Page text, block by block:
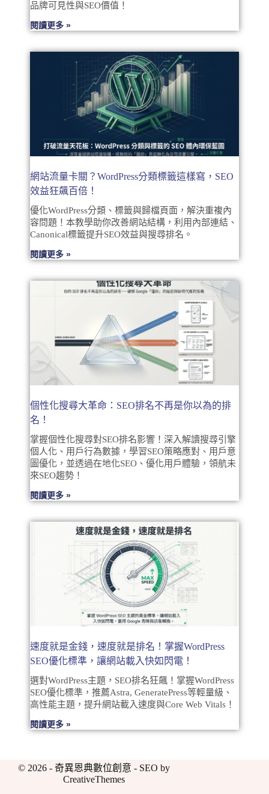
品牌可見性與SEO價值！
閱讀更多 »
網站流量卡關？WordPress分類標籤這樣寫，SEO
效益狂飆百倍！
優化WordPress分類、標籤與歸檔頁面，解決重複內
容問題！本教學助你改善網站結構，利用內部連結、
Canonical標籤提升SEO效益與搜尋排名。
閱讀更多 »
個性化搜尋大革命：SEO排名不再是你以為的排
名！
掌握個性化搜尋對SEO排名影響！深入解讀搜尋引擎
個人化、用戶行為數據，學習SEO策略應對、用戶意
圖優化，並透過在地化SEO、優化用戶體驗，領航未
來SEO趨勢！
閱讀更多 »
速度就是金錢，速度就是排名！掌握WordPress
SEO優化標準，讓網站載入快如閃電！
選對WordPress主題，SEO排名狂飆！掌握WordPress
SEO優化標準，推薦Astra, GeneratePress等輕量級、
高性能主題，提升網站載入速度與Core Web Vitals！
閱讀更多 »
© 2026 - 奇異恩典數位創意 - SEO by
CreativeThemes